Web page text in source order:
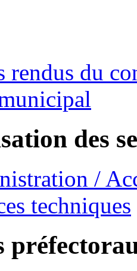
rendus du
des
/
techniques